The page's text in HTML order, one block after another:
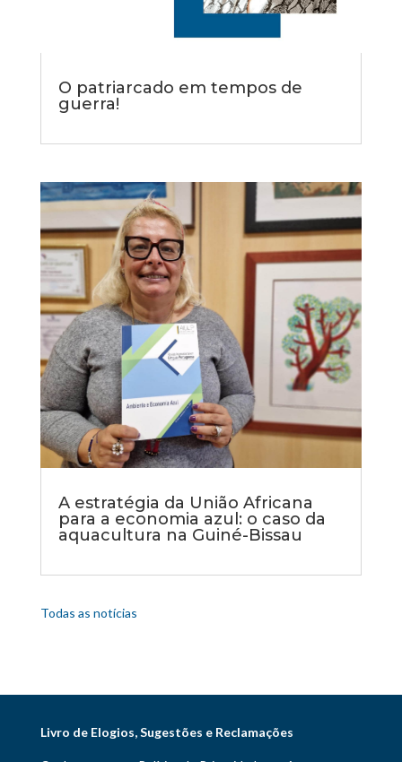
O patriarcado em tempos de
guerra!
A estratégia da União Africana
para a economia azul: o caso da
aquacultura na Guiné-Bissau
Todas as notícias
Livro de Elogios, Sugestões e Reclamações